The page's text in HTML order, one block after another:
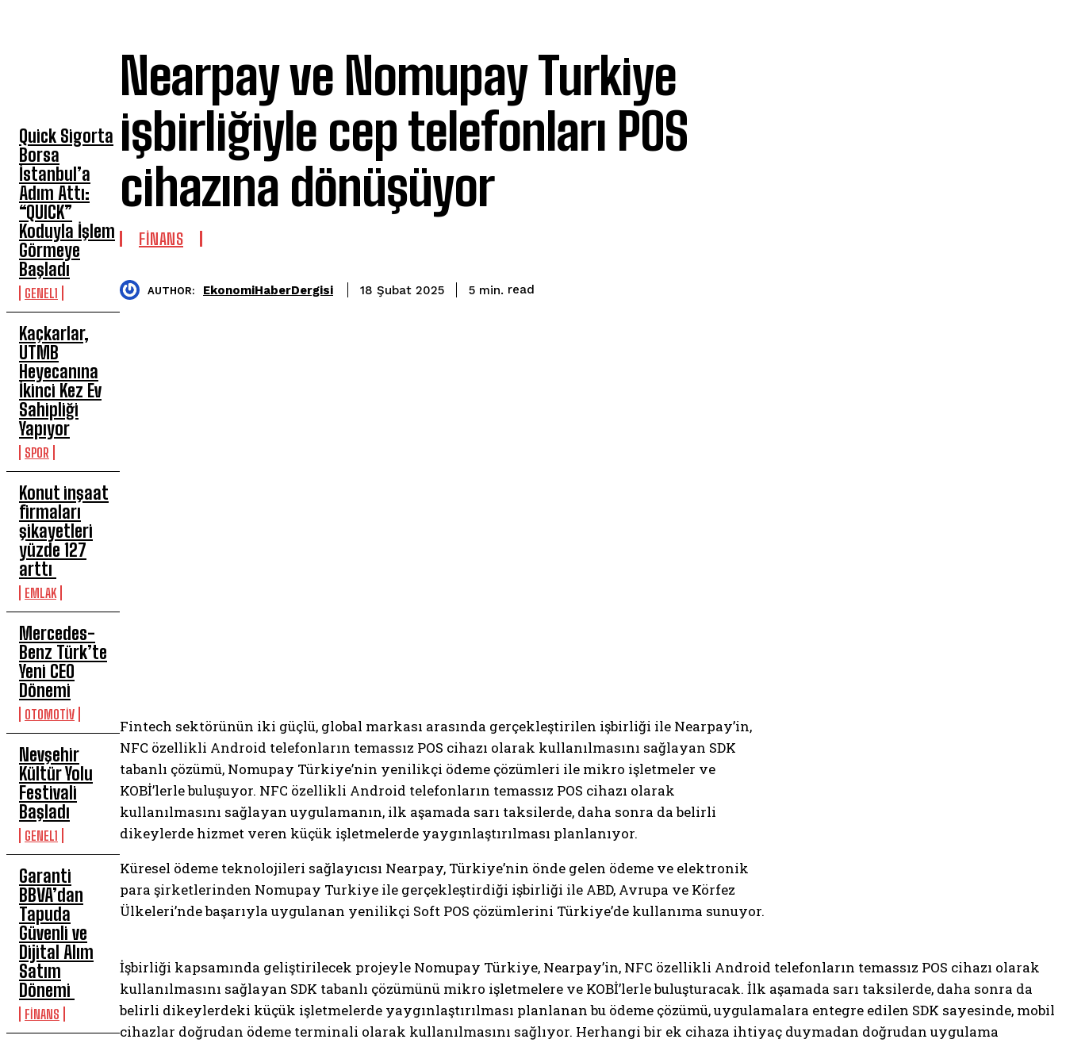
Quick Sigorta
Borsa
İstanbul’a
Adım Attı:
“QUICK”
Koduyla İşlem
Görmeye
Başladı
GENEL1
Kaçkarlar,
UTMB
Heyecanına
İkinci Kez Ev
Sahipliği
Yapıyor
SPOR
Konut inşaat
firmaları
şikayetleri
yüzde 127
arttı
EMLAK
Mercedes-
Benz Türk’te
Yeni CEO
Dönemi
OTOMOTİV
Nevşehir
Kültür Yolu
Festivali
Başladı
GENEL1
Garanti
BBVA’dan
Tapuda
Güvenli ve
Dijital Alım
Satım
Dönemi
FİNANS
Nearpay ve Nomupay Turkiye
işbirliğiyle cep telefonları POS
cihazına dönüşüyor
FİNANS
AUTHOR: EkonomiHaberDergisi 18 Şubat 2025 5 min. read
Fintech sektörünün iki güçlü, global markası arasında gerçekleştirilen işbirliği ile Nearpay’in,
NFC özellikli Android telefonların temassız POS cihazı olarak kullanılmasını sağlayan SDK
tabanlı çözümü, Nomupay Türkiye’nin yenilikçi ödeme çözümleri ile mikro işletmeler ve
KOBİ’lerle buluşuyor. NFC özellikli Android telefonların temassız POS cihazı olarak
kullanılmasını sağlayan uygulamanın, ilk aşamada sarı taksilerde, daha sonra da belirli
dikeylerde hizmet veren küçük işletmelerde yaygınlaştırılması planlanıyor.
Küresel ödeme teknolojileri sağlayıcısı Nearpay, Türkiye’nin önde gelen ödeme ve elektronik
para şirketlerinden Nomupay Turkiye ile gerçekleştirdiği işbirliği ile ABD, Avrupa ve Körfez
Ülkeleri’nde başarıyla uygulanan yenilikçi Soft POS çözümlerini Türkiye’de kullanıma sunuyor.
İşbirliği kapsamında geliştirilecek projeyle Nomupay Türkiye, Nearpay’in, NFC özellikli Android telefonların temassız POS cihazı olarak
kullanılmasını sağlayan SDK tabanlı çözümünü mikro işletmelere ve KOBİ’lerle buluşturacak. İlk aşamada sarı taksilerde, daha sonra da
belirli dikeylerdeki küçük işletmelerde yaygınlaştırılması planlanan bu ödeme çözümü, uygulamalara entegre edilen SDK sayesinde, mobil
cihazlar doğrudan ödeme terminali olarak kullanılmasını sağlıyor. Herhangi bir ek cihaza ihtiyaç duymadan doğrudan uygulama